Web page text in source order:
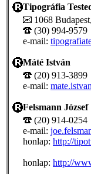
Tipográfia
1068
(30) 994-9579
e-mail:
Máté István
(20) 913-3899
e-mail:
Felsmann József
(20) 914-0254
e-mail:
honlap: http://
honlap: http://